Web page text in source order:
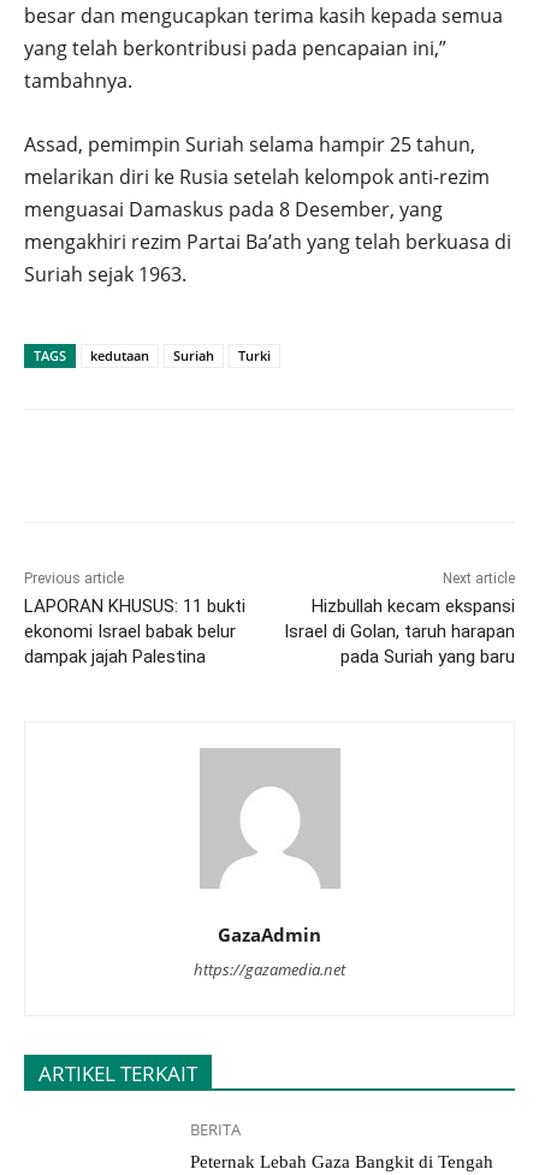
besar dan mengucapkan terima kasih kepada semua
yang telah berkontribusi pada pencapaian ini,”
tambahnya.
Assad, pemimpin Suriah selama hampir 25 tahun,
melarikan diri ke Rusia setelah kelompok anti-rezim
menguasai Damaskus pada 8 Desember, yang
mengakhiri rezim Partai Ba’ath yang telah berkuasa di
Suriah sejak 1963.
TAGS kedutaan Suriah Turki
Previous article
LAPORAN KHUSUS: 11 bukti
ekonomi Israel babak belur
dampak jajah Palestina
Next article
Hizbullah kecam ekspansi
Israel di Golan, taruh harapan
pada Suriah yang baru
GazaAdmin
https://gazamedia.net
ARTIKEL TERKAIT
BERITA
Peternak Lebah Gaza Bangkit di Tengah